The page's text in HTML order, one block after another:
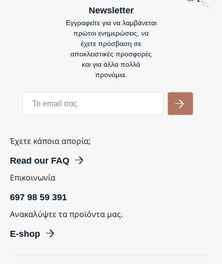
Newsletter
Εγγραφείτε για να λαμβάνεται
πρώτοι ενημερώσεις, να
έχετε πρόσβαση σε
αποκλειστικές προσφορές
και για άλλα πολλά
προνόμια.
Έχετε κάποια απορία;
Read our FAQ
Επικοινωνία
697 98 59 391
Ανακαλύψτε τα προϊόντα μας.
E-shop